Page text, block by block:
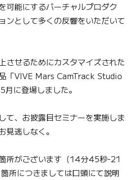
可能にするバーチャルプロダク
ンとして多くの反響をいただいて
させるためにカスタマイズされた
「VIVE Mars CamTrack Studio
に登場しました。
て、お披露目セミナーを実施しま
見逃しなく。
所がございます（14分45秒-21
所につきましては口頭にて説明